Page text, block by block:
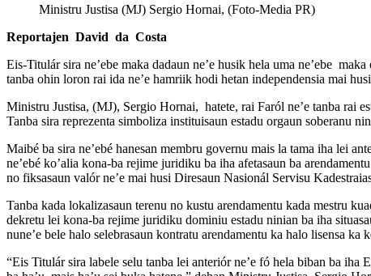
Ministru Justisa (MJ) Sergio Hornai, (Foto-Media PR)
Reportajen David da Costa
Eis-Titulár sira ne’ebe maka dadaun ne’e husik hela uma ne’ebe
tanba ohin loron rai ida ne’e hamriik hodi hetan independensia mai
Ministru Justisa, (MJ), Sergio Hornai, hatete, rai Faról ne’e tanba rai
Tanba sira reprezenta simboliza instituisaun estadu orgaun soberanu
Maibé ba sira ne’ebé hanesan membru governu mais la tama iha lei
ne’ebé ko’alia kona-ba rejime juridiku ba iha afetasaun ba
no fiksasaun valór ne’e mai husi Diresaun Nasionál Servisu
Tanba kada lokalizasaun terenu no kustu arendamentu kada mestru
dekretu lei kona-ba rejime juridiku dominiu estadu ninian ba iha
nune’e bele halo selebrasaun kontratu arendamentu ka halo lisensa ka
“Eis Titulár sira labele selu tanba lei anteriór ne’e fó hela biban ba